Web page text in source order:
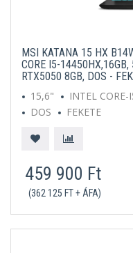
MSI KATANA 15 HX
CORE I5-14450HX,16GB,
RTX5050 8GB, DOS -
15,6"
INTEL CORE-
DOS
FEKETE
459 900 Ft
(362 125 FT + ÁFA)